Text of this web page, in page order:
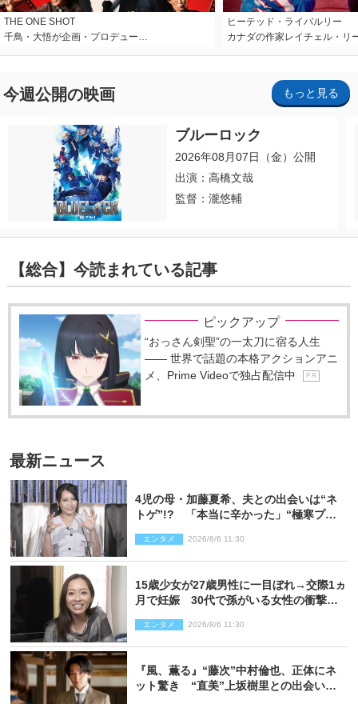
THE ONE SHOT
千鳥・大悟が企画・プロデュー…
ヒーテッド・ライバルリー
カナダの作家レイチェル・リ
今週公開の映画 もっと見る
ブルーロック
2026年08月07日（金）公開
出演：高橋文哉
監督：瀧悠輔
【総合】今読まれている記事
ピックアップ
“おっさん剣聖”の一太刀に宿る人生
―― 世界で話題の本格アクションアニ
メ、Prime Videoで独占配信中
P R
最新ニュース
4児の母・加藤夏希、夫との出会いは“ネ
トゲ”!? 「本当に辛かった」“極寒プロ
エンタメ 2026/8/6 11:30
15歳少女が27歳男性に一目ぼれ→交際1ヵ
月で妊娠 30代で孫がいる女性の衝撃半
エンタメ 2026/8/6 11:30
『風、薫る』“藤次”中村倫也、正体にネ
ット驚き “直美”上坂樹里との出会いに